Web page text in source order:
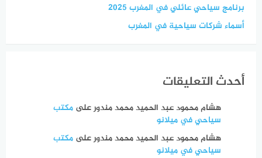
برنامج سياحي عائلي في المغرب 2025
أسماء شركات سياحية في المغرب
أحدث التعليقات
هشام محمود عبد الحميد محمد مندورعلى مكتب
سياحي في ميلانو
هشام محمود عبد الحميد محمد مندورعلى مكتب
سياحي في ميلانو